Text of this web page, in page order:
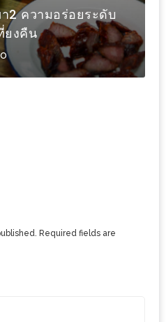
2 ความอร่อยระดับ
ยงคืน
Required fields are